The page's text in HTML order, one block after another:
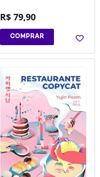
R$ 79,90
COMPRAR